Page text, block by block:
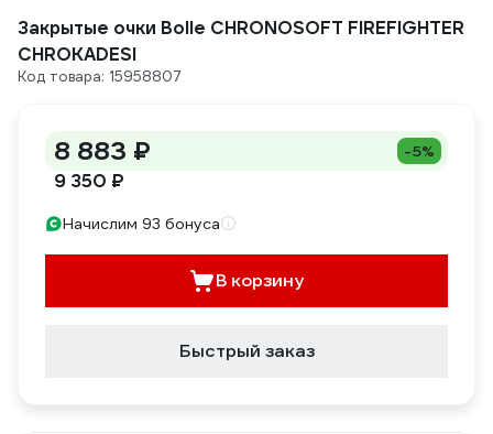
Закрытые очки Bolle CHRONOSOFT FIREFIGHTER
CHROKADESI
Код товара: 15958807
8 883 ₽ -5%
9 350 ₽
Начислим 93 бонуса
В корзину
Быстрый заказ